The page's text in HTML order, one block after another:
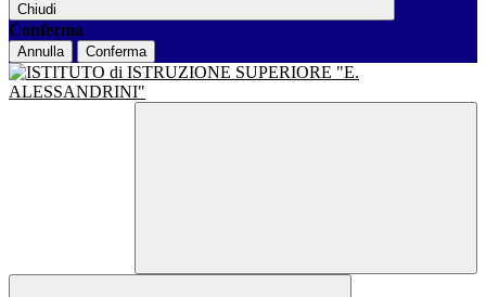
Chiudi
Conferma
Annulla Conferma